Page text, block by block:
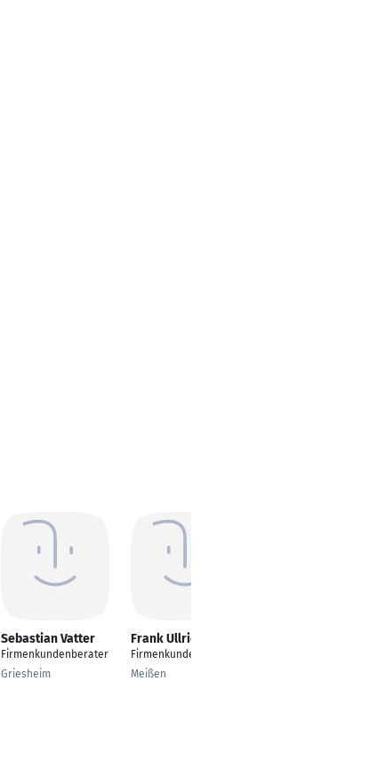
Sebastian Vatter
Firmenkundenberater
Griesheim
Frank Ullrich
Firmenkundenberater
Meißen